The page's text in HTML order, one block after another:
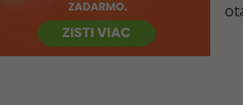
Riešené úlohy k 5.-12. lekciu
frameworku Symfóny pre PHP